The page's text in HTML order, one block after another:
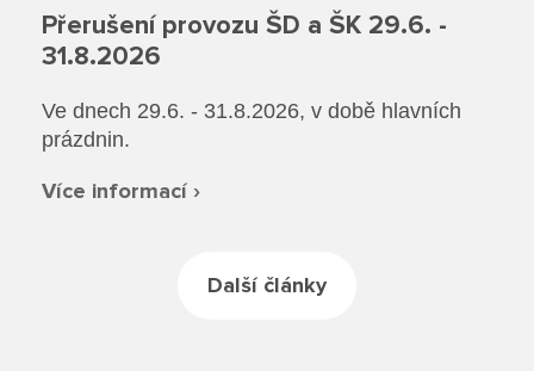
Přerušení provozu ŠD a ŠK 29.6. -
31.8.2026
Ve dnech 29.6. - 31.8.2026, v době hlavních
prázdnin.
Více informací ›
Další články